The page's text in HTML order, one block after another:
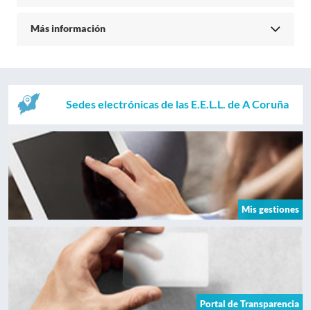
Más información
Sedes electrónicas de las E.E.L.L. de A Coruña
Mis gestiones
Portal de Transparencia